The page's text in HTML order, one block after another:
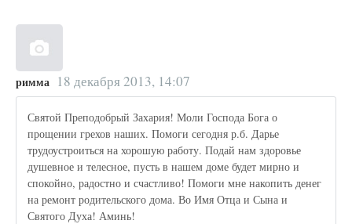
римма 18 декабря 2013, 14:07
Святой Преподобрый Захария! Моли Господа Бога о
прощении грехов наших. Помоги сегодня р.б. Дарье
трудоустроиться на хорошую работу. Подай нам здоровье
душевное и телесное, пусть в нашем доме будет мирно и
спокойно, радостно и счастливо! Помоги мне накопить денег
на ремонт родительского дома. Во Имя Отца и Сына и
Святого Духа! Аминь!